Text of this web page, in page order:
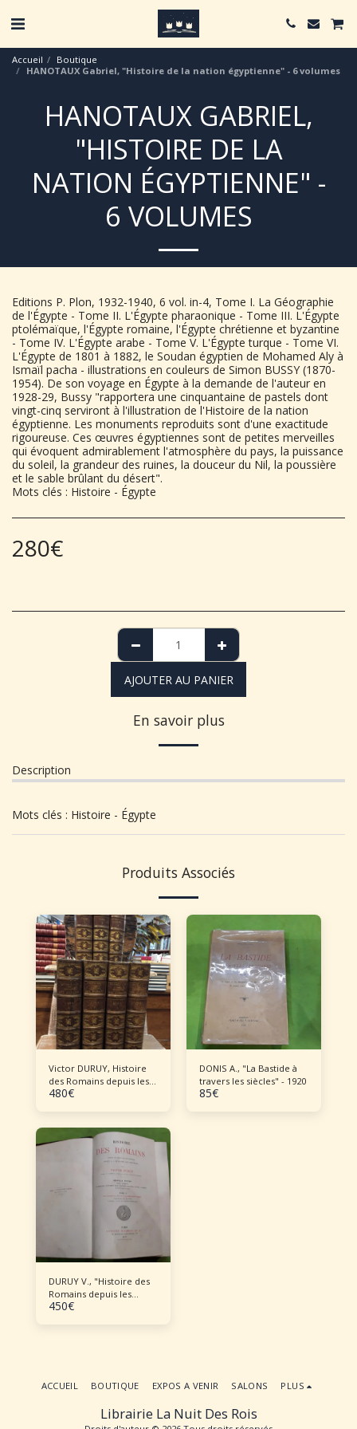
Accueil
Boutique
HANOTAUX Gabriel, "Histoire de la nation égyptienne" - 6 volumes
HANOTAUX GABRIEL,
"HISTOIRE DE LA
NATION ÉGYPTIENNE" -
6 VOLUMES
Editions P. Plon, 1932-1940, 6 vol. in-4, Tome I. La Géographie
de l'Égypte - Tome II. L'Égypte pharaonique - Tome III. L'Égypte
ptolémaïque, l'Égypte romaine, l'Égypte chrétienne et byzantine
- Tome IV. L'Égypte arabe - Tome V. L'Égypte turque - Tome VI.
L'Égypte de 1801 à 1882, le Soudan égyptien de Mohamed Aly à
Ismaïl pacha - illustrations en couleurs de Simon BUSSY (1870-
1954). De son voyage en Égypte à la demande de l'auteur en
1928-29, Bussy "rapportera une cinquantaine de pastels dont
vingt-cinq serviront à l'illustration de l'Histoire de la nation
égyptienne. Les monuments reproduits sont d'une exactitude
rigoureuse. Ces œuvres égyptiennes sont de petites merveilles
qui évoquent admirablement l'atmosphère du pays, la puissance
du soleil, la grandeur des ruines, la douceur du Nil, la poussière
et le sable brûlant du désert".
Mots clés : Histoire - Égypte
280€
AJOUTER AU PANIER
En savoir plus
Description
Mots clés : Histoire - Égypte
Produits Associés
Victor DURUY, Histoire
des Romains depuis les
temps les plus reculés
480€
DONIS A., "La Bastide à
travers les siècles" - 1920
85€
DURUY V., "Histoire des
Romains depuis les
temps les plus reculés
450€
Librairie La Nuit Des Rois
ACCUEIL BOUTIQUE EXPOS A VENIR SALONS PLUS